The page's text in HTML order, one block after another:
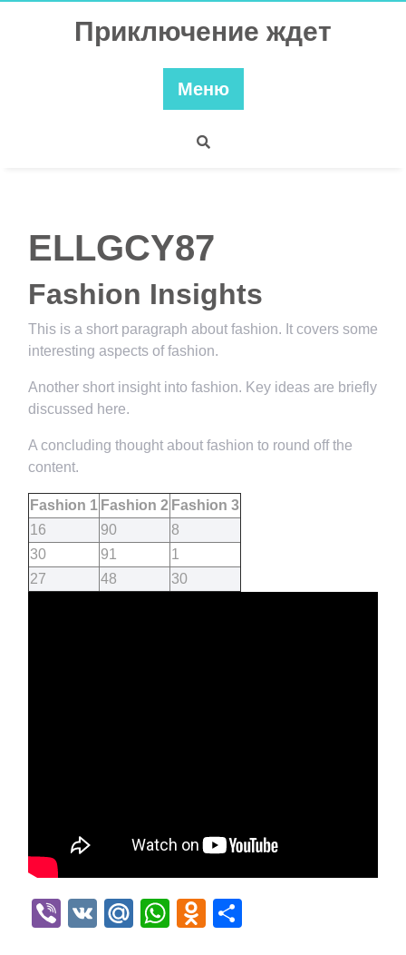
Приключение ждет
Меню
ELLGCY87
Fashion Insights
This is a short paragraph about fashion. It covers some
interesting aspects of fashion.
Another short insight into fashion. Key ideas are briefly
discussed here.
A concluding thought about fashion to round off the
content.
Fashion 1 Fashion 2 Fashion 3
16
90
8
30
91
1
27
48 30
Viber
VK Mail.Ru
WhatsApp
Odnoklassniki